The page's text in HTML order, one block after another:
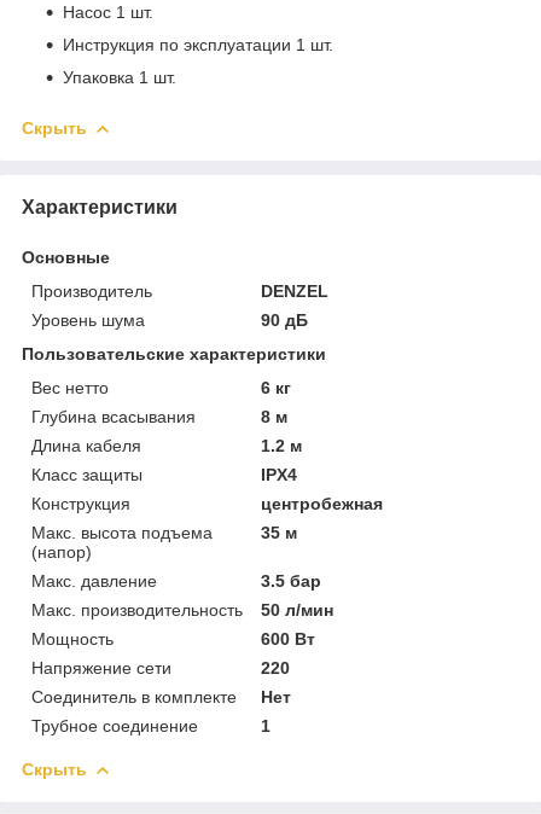
Насос 1 шт.
Инструкция по эксплуатации 1 шт.
Упаковка 1 шт.
Скрыть
Характеристики
Основные
Производитель
DENZEL
Уровень шума
90 дБ
Пользовательские характеристики
Вес нетто
6 кг
Глубина всасывания
8 м
Длина кабеля
1.2 м
Класс защиты
IPX4
Конструкция
центробежная
Макс. высота подъема
(напор)
35 м
Макс. давление
3.5 бар
Макс. производительность
50 л/мин
Мощность
600 Вт
Напряжение сети
220
Соединитель в комплекте
Нет
Трубное соединение
1
Скрыть